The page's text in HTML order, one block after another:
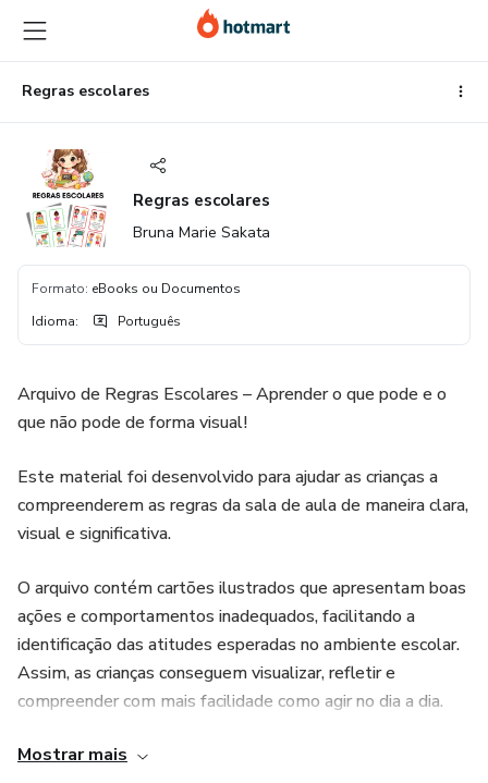
para
o
conteúdo
principal
para
o
pagamento
para
o
rodapéRegras escolares
Regras escolares
Bruna Marie Sakata
Formato: eBooks ou Documentos
Idioma: Português
Arquivo de Regras Escolares – Aprender o que pode e o
que não pode de forma visual!
Este material foi desenvolvido para ajudar as crianças a
compreenderem as regras da sala de aula de maneira clara,
visual e significativa.
O arquivo contém cartões ilustrados que apresentam boas
ações e comportamentos inadequados, facilitando a
identificação das atitudes esperadas no ambiente escolar.
Assim, as crianças conseguem visualizar, refletir e
compreender com mais facilidade como agir no dia a dia.
Ideal para trabalhar:
Mostrar mais